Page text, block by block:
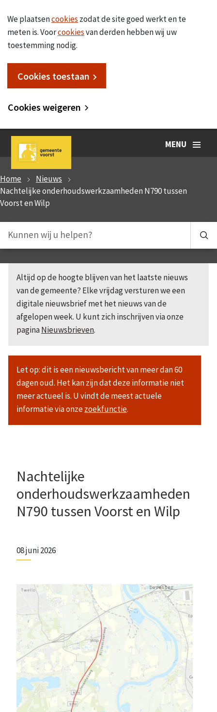
We plaatsencookies zodat de site goed werkt en te
meten is. Voorcookiesvan derden hebben wij uw
toestemming nodig.
Cookies toestaan
Cookies weigeren
MENU
Home
Nieuws
Nachtelijke onderhoudswerkzaamheden N790 tussen
Voorst en Wilp
Altijd op de hoogte blijven van het laatste nieuws
van de gemeente? Elke vrijdag versturen we een
digitale nieuwsbrief met het nieuws van de
afgelopen week. U kunt zich inschrijven via onze
paginaNieuwsbrieven.
Let op: dit is een nieuwsbericht van meer dan 60
dagen oud. Het kan zijn dat deze informatie niet
meer actueel is. U vindt de meest actuele
informatie via onzezoekfunctie.
Nachtelijke
onderhoudswerkzaamheden
N790 tussen Voorst en Wilp
08 juni 2026